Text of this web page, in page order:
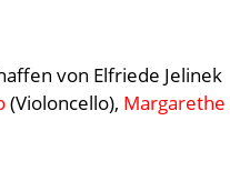
von Elfriede Jelinek
(Violoncello),